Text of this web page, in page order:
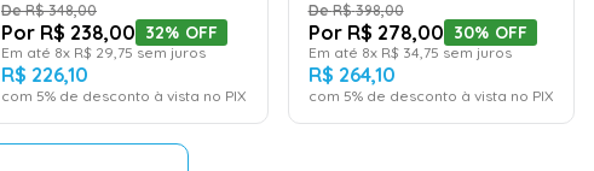
R$ 348,00
R$ 238,00 32% OFF
Em até 8x R$ 29,75 sem juros
R$ 226,10
com 5% de desconto à vista no PIX
R$ 398,00
R$ 278,00 30% OFF
Em até 8x R$ 34,75 sem juros
R$ 264,10
com 5% de desconto à vista no PIX